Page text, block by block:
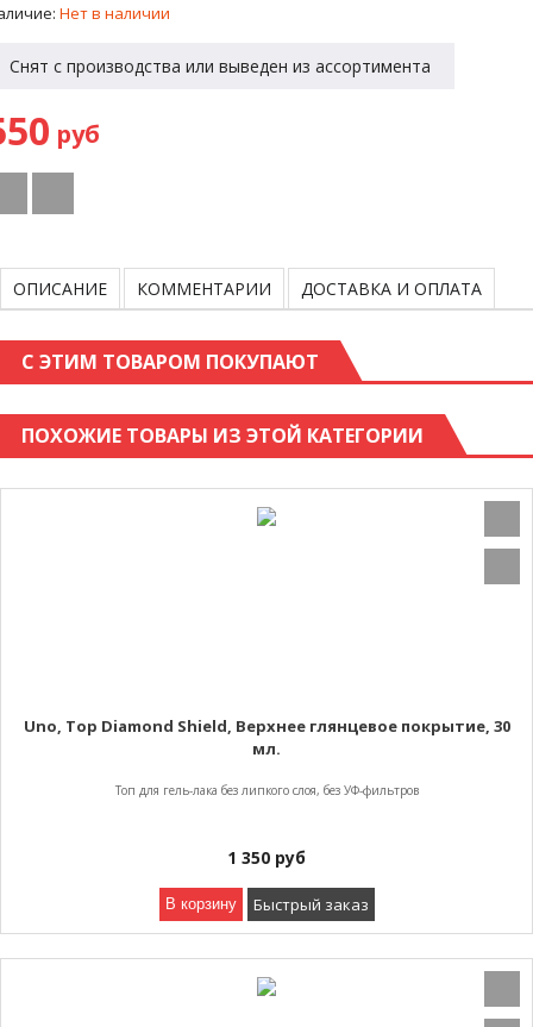
Нет в наличии
Снят с производства или выведен из ассортимента
руб
ОПИСАНИЕ КОММЕНТАРИИ ДОСТАВКА И ОПЛАТА
С ЭТИМ ТОВАРОМ ПОКУПАЮТ
ПОХОЖИЕ ТОВАРЫ ИЗ ЭТОЙ КАТЕГОРИИ
Uno, Top Diamond Shield, Верхнее глянцевое покрытие, 30
мл.
Топ для гель-лака без липкого слоя, без УФ-фильтров
1 350 руб
В корзину Быстрый заказ